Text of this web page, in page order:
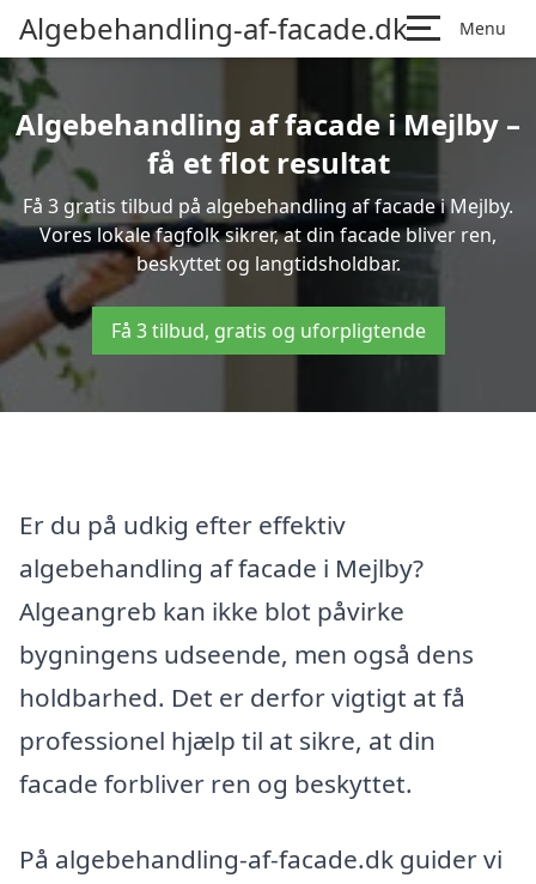
Algebehandling-af-facade.dk Menu
Algebehandling af facade i Mejlby –
få et flot resultat
Få 3 gratis tilbud på algebehandling af facade i Mejlby.
Vores lokale fagfolk sikrer, at din facade bliver ren,
beskyttet og langtidsholdbar.
Få 3 tilbud, gratis og uforpligtende
Er du på udkig efter effektiv
algebehandling af facade i Mejlby?
Algeangreb kan ikke blot påvirke
bygningens udseende, men også dens
holdbarhed. Det er derfor vigtigt at få
professionel hjælp til at sikre, at din
facade forbliver ren og beskyttet.
På algebehandling-af-facade.dk guider vi